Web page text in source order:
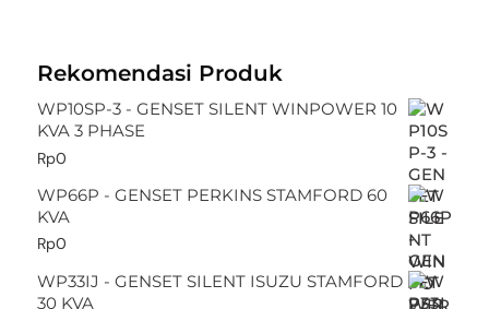
Rekomendasi Produk
WP10SP-3 - GENSET SILENT WINPOWER 10
KVA 3 PHASE
Rp0
WP66P - GENSET PERKINS STAMFORD 60
KVA
Rp0
WP33IJ - GENSET SILENT ISUZU STAMFORD
30 KVA